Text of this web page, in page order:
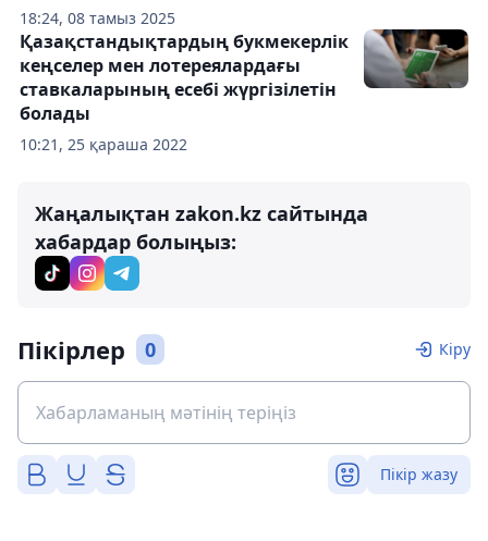
18:24, 08 тамыз 2025
10:21, 25 қараша 2022
Қазақстандықтардың букмекерлік
кеңселер мен лотереялардағы
ставкаларының есебі жүргізілетін
болады
Жаңалықтан zakon.kz сайтында
хабардар болыңыз:
Пікірлер 0 Кіру
Пікір жазу